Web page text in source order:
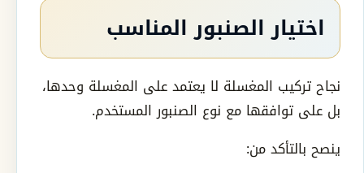
اختيار الصنبور المناسب
نجاح تركيب المغسلة لا يعتمد على المغسلة وحدها،
بل على توافقها مع نوع الصنبور المستخدم.
ينصح بالتأكد من: